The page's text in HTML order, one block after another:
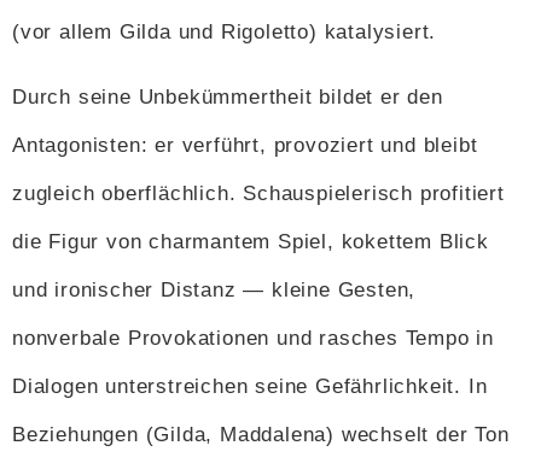
(vor allem Gilda und Rigoletto) katalysiert.
Durch seine Unbekümmertheit bildet er den
Antagonisten: er verführt, provoziert und bleibt
zugleich oberflächlich. Schauspielerisch profitiert
die Figur von charmantem Spiel, kokettem Blick
und ironischer Distanz — kleine Gesten,
nonverbale Provokationen und rasches Tempo in
Dialogen unterstreichen seine Gefährlichkeit. In
Beziehungen (Gilda, Maddalena) wechselt der Ton